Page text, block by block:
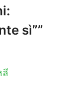
sì””
ลี